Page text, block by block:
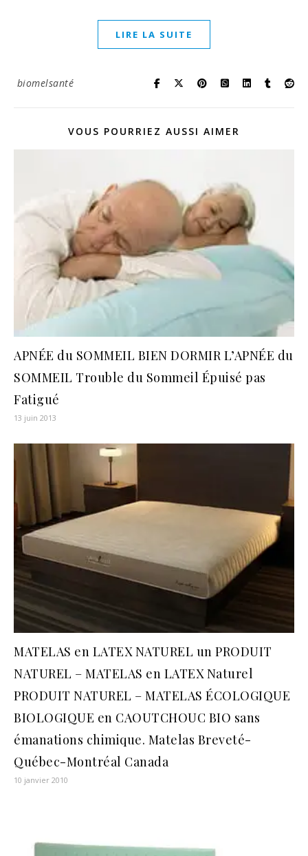
LIRE LA SUITE
biomelsanté
VOUS POURRIEZ AUSSI AIMER
APNÉE du SOMMEIL BIEN DORMIR L’APNÉE du
SOMMEIL Trouble du Sommeil Épuisé pas
Fatigué
13 juin 2013
MATELAS en LATEX NATUREL un PRODUIT
NATUREL – MATELAS en LATEX Naturel
PRODUIT NATUREL – MATELAS ÉCOLOGIQUE
BIOLOGIQUE en CAOUTCHOUC BIO sans
émanations chimique. Matelas Breveté-
Québec-Montréal Canada
10 janvier 2010